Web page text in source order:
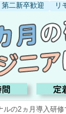
第二新卒歓迎 リ
ルの2ヵ月導入研